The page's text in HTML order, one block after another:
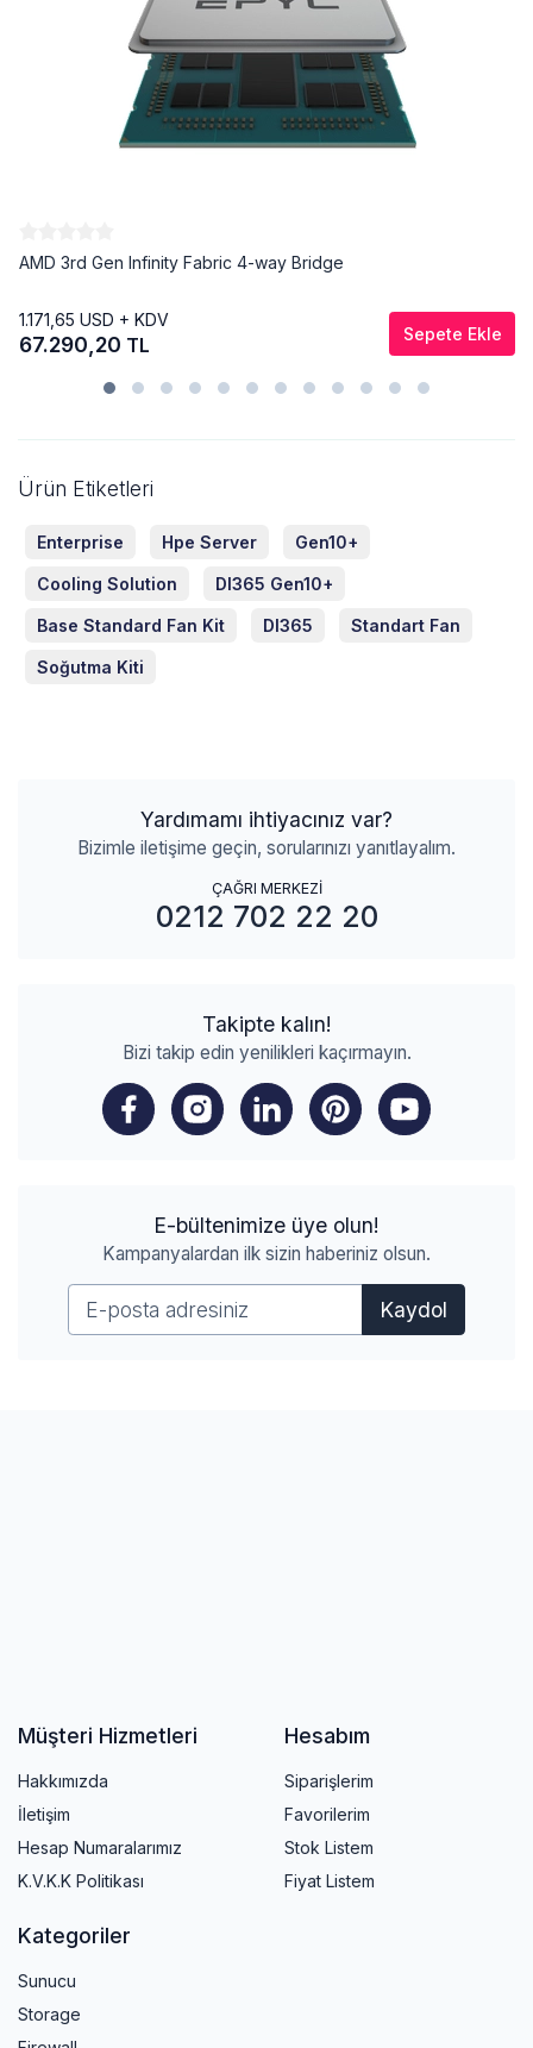
AMD 3rd Gen Infinity Fabric 4-way Bridge
1.171,65 USD + KDV
67.290,20 TL Sepete Ekle
Ürün Etiketleri
Enterprise Hpe Server Gen10+
Cooling Solution Dl365 Gen10+
Base Standard Fan Kit Dl365 Standart Fan
Soğutma Kiti
Yardımamı ihtiyacınız var?
Bizimle iletişime geçin, sorularınızı yanıtlayalım.
ÇAĞRI MERKEZİ
0212 702 22 20
Takipte kalın!
Bizi takip edin yenilikleri kaçırmayın.
E-bültenimize üye olun!
Kampanyalardan ilk sizin haberiniz olsun.
Kaydol
Müşteri Hizmetleri
Hakkımızda
İletişim
Hesap Numaralarımız
K.V.K.K Politikası
Hesabım
Siparişlerim
Favorilerim
Stok Listem
Fiyat Listem
Kategoriler
Sunucu
Storage